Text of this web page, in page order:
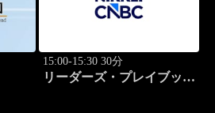
15:00-15:30 30分
リーダーズ・プレイブック